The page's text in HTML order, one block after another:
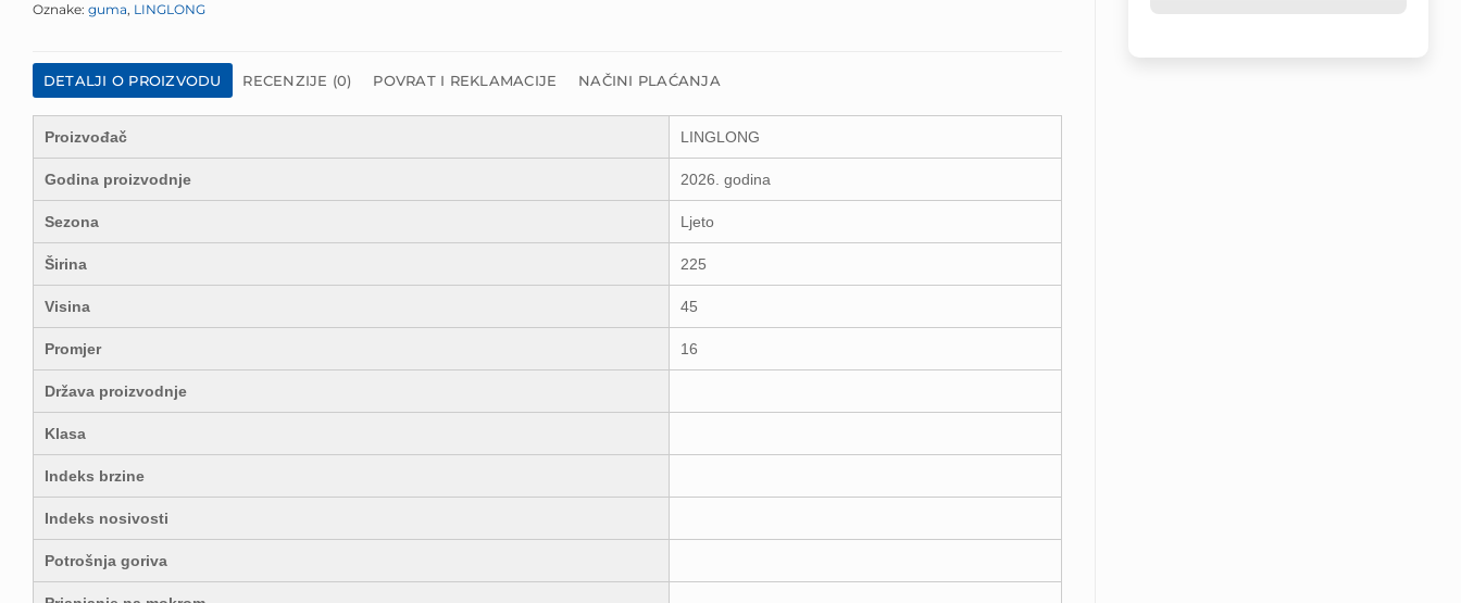
Oznake: guma, LINGLONG
DETALJI O PROIZVODU RECENZIJE (0) POVRAT I REKLAMACIJE NAČINI PLAĆANJA
Proizvođač LINGLONG
Godina proizvodnje 2026. godina
Sezona Ljeto
Širina 225
Visina 45
Promjer 16
Država proizvodnje
Klasa
Indeks brzine
Indeks nosivosti
Potrošnja goriva